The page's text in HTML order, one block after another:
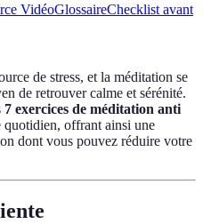
VidéoGlossaireChecklist avant
de stress, et la méditation se
de retrouver calme et sérénité.
7 exercices de méditation anti
quotidien, offrant ainsi une
dont vous pouvez réduire votre